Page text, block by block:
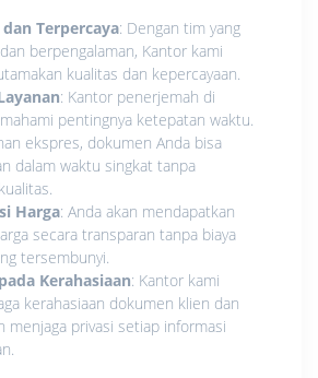
Terpercaya: Dengan tim yang
berpengalaman, Kantor kami
kualitas dan kepercayaan.
: Kantor penerjemah di
pentingnya ketepatan waktu.
ekspres, dokumen Anda bisa
dalam waktu singkat tanpa
Harga: Anda akan mendapatkan
secara transparan tanpa biaya
tersembunyi.
Kerahasiaan: Kantor kami
kerahasiaan dokumen klien dan
menjaga privasi setiap informasi